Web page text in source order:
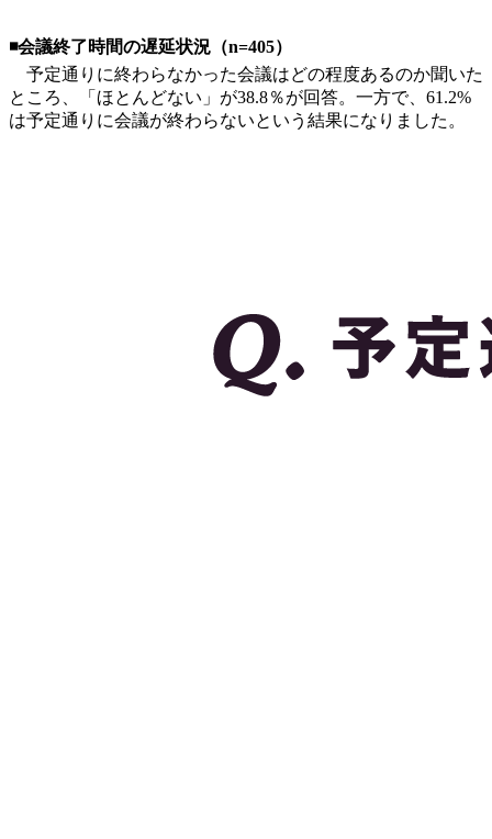
◾️会議終了時間の遅延状況（n=405）
予定通りに終わらなかった会議はどの程度あるのか聞いた
ところ、「ほとんどない」が38.8％が回答。一方で、61.2%
は予定通りに会議が終わらないという結果になりました。